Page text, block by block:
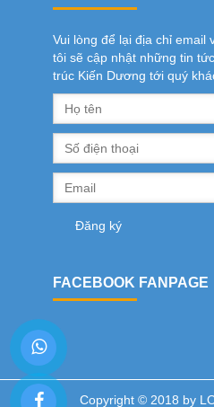
Vui lòng để lại địa chỉ email
tôi sẽ cập nhật những tin
trúc Kiến Dương tới quý
FACEBOOK FANPAGE
Copyright © 2018 by